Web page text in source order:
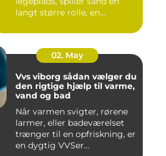
langt større rolle, en...
02. May
Vvs viborg sådan vælger du
den rigtige hjælp til varme,
vand og bad
Når varmen svigter, rørene
larmer, eller badeværelset
trænger til en opfriskning, er
en dygtig VVSer...